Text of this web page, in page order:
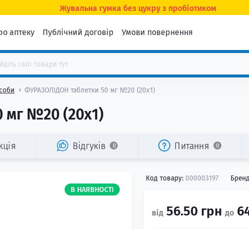
Жувальна гумка без цукру з пробіотиком
аптеку Публічний договір Умови повернення
ФУРАЗОЛІДОН таблетки 50 мг №20 (20х1)
мг №20 (20х1)
Відгуків 0 Питання 0
В НАЯВНОСТІ
Код товару: 000003197
56.50 грн